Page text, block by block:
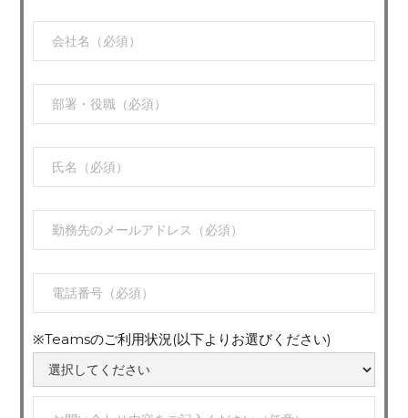
※Teamsのご利用状況(以下よりお選びください)